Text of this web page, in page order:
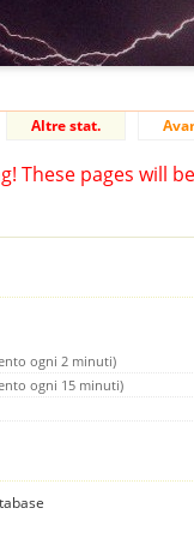
Altre stat.
pages will
ogni 2 minuti)
ogni 15 minuti)